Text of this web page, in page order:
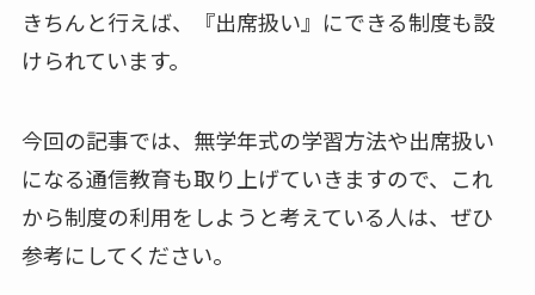
きちんと行えば、『出席扱い』にできる制度も設
けられています。
今回の記事では、無学年式の学習方法や出席扱い
になる通信教育も取り上げていきますので、これ
から制度の利用をしようと考えている人は、ぜひ
参考にしてください。